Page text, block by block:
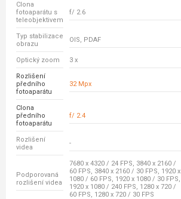
Clona
fotoaparátu s
teleobjektivem
f/ 2.6
Typ stabilizace
obrazu
OIS, PDAF
Optický zoom 3 x
Rozlišení
předního
fotoaparátu
32 Mpx
Clona
předního
fotoaparátu
f/ 2.4
Rozlišení
videa
-
Podporovaná
rozlišení videa
7680 x 4320 / 24 FPS, 3840 x 2160 /
60 FPS, 3840 x 2160 / 30 FPS, 1920 x
1080 / 60 FPS, 1920 x 1080 / 30 FPS,
1920 x 1080 / 240 FPS, 1280 x 720 /
60 FPS, 1280 x 720 / 30 FPS